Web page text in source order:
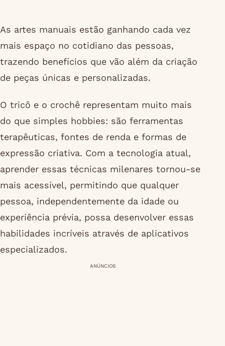
As artes manuais estão ganhando cada vez
mais espaço no cotidiano das pessoas,
trazendo benefícios que vão além da criação
de peças únicas e personalizadas.
O tricô e o crochê representam muito mais
do que simples hobbies: são ferramentas
terapêuticas, fontes de renda e formas de
expressão criativa. Com a tecnologia atual,
aprender essas técnicas milenares tornou-se
mais acessível, permitindo que qualquer
pessoa, independentemente da idade ou
experiência prévia, possa desenvolver essas
habilidades incríveis através de aplicativos
especializados.
ANÚNCIOS